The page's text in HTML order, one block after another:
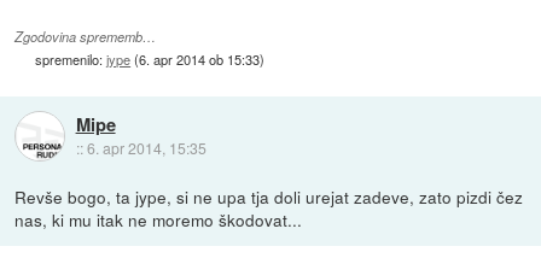
Zgodovina sprememb…
spremenilo:jype(6. apr 2014 ob 15:33)
Mipe
::6. apr 2014, 15:35
Revše bogo, ta jype, si ne upa tja doli urejat zadeve, zato pizdi čez
nas, ki mu itak ne moremo škodovat...